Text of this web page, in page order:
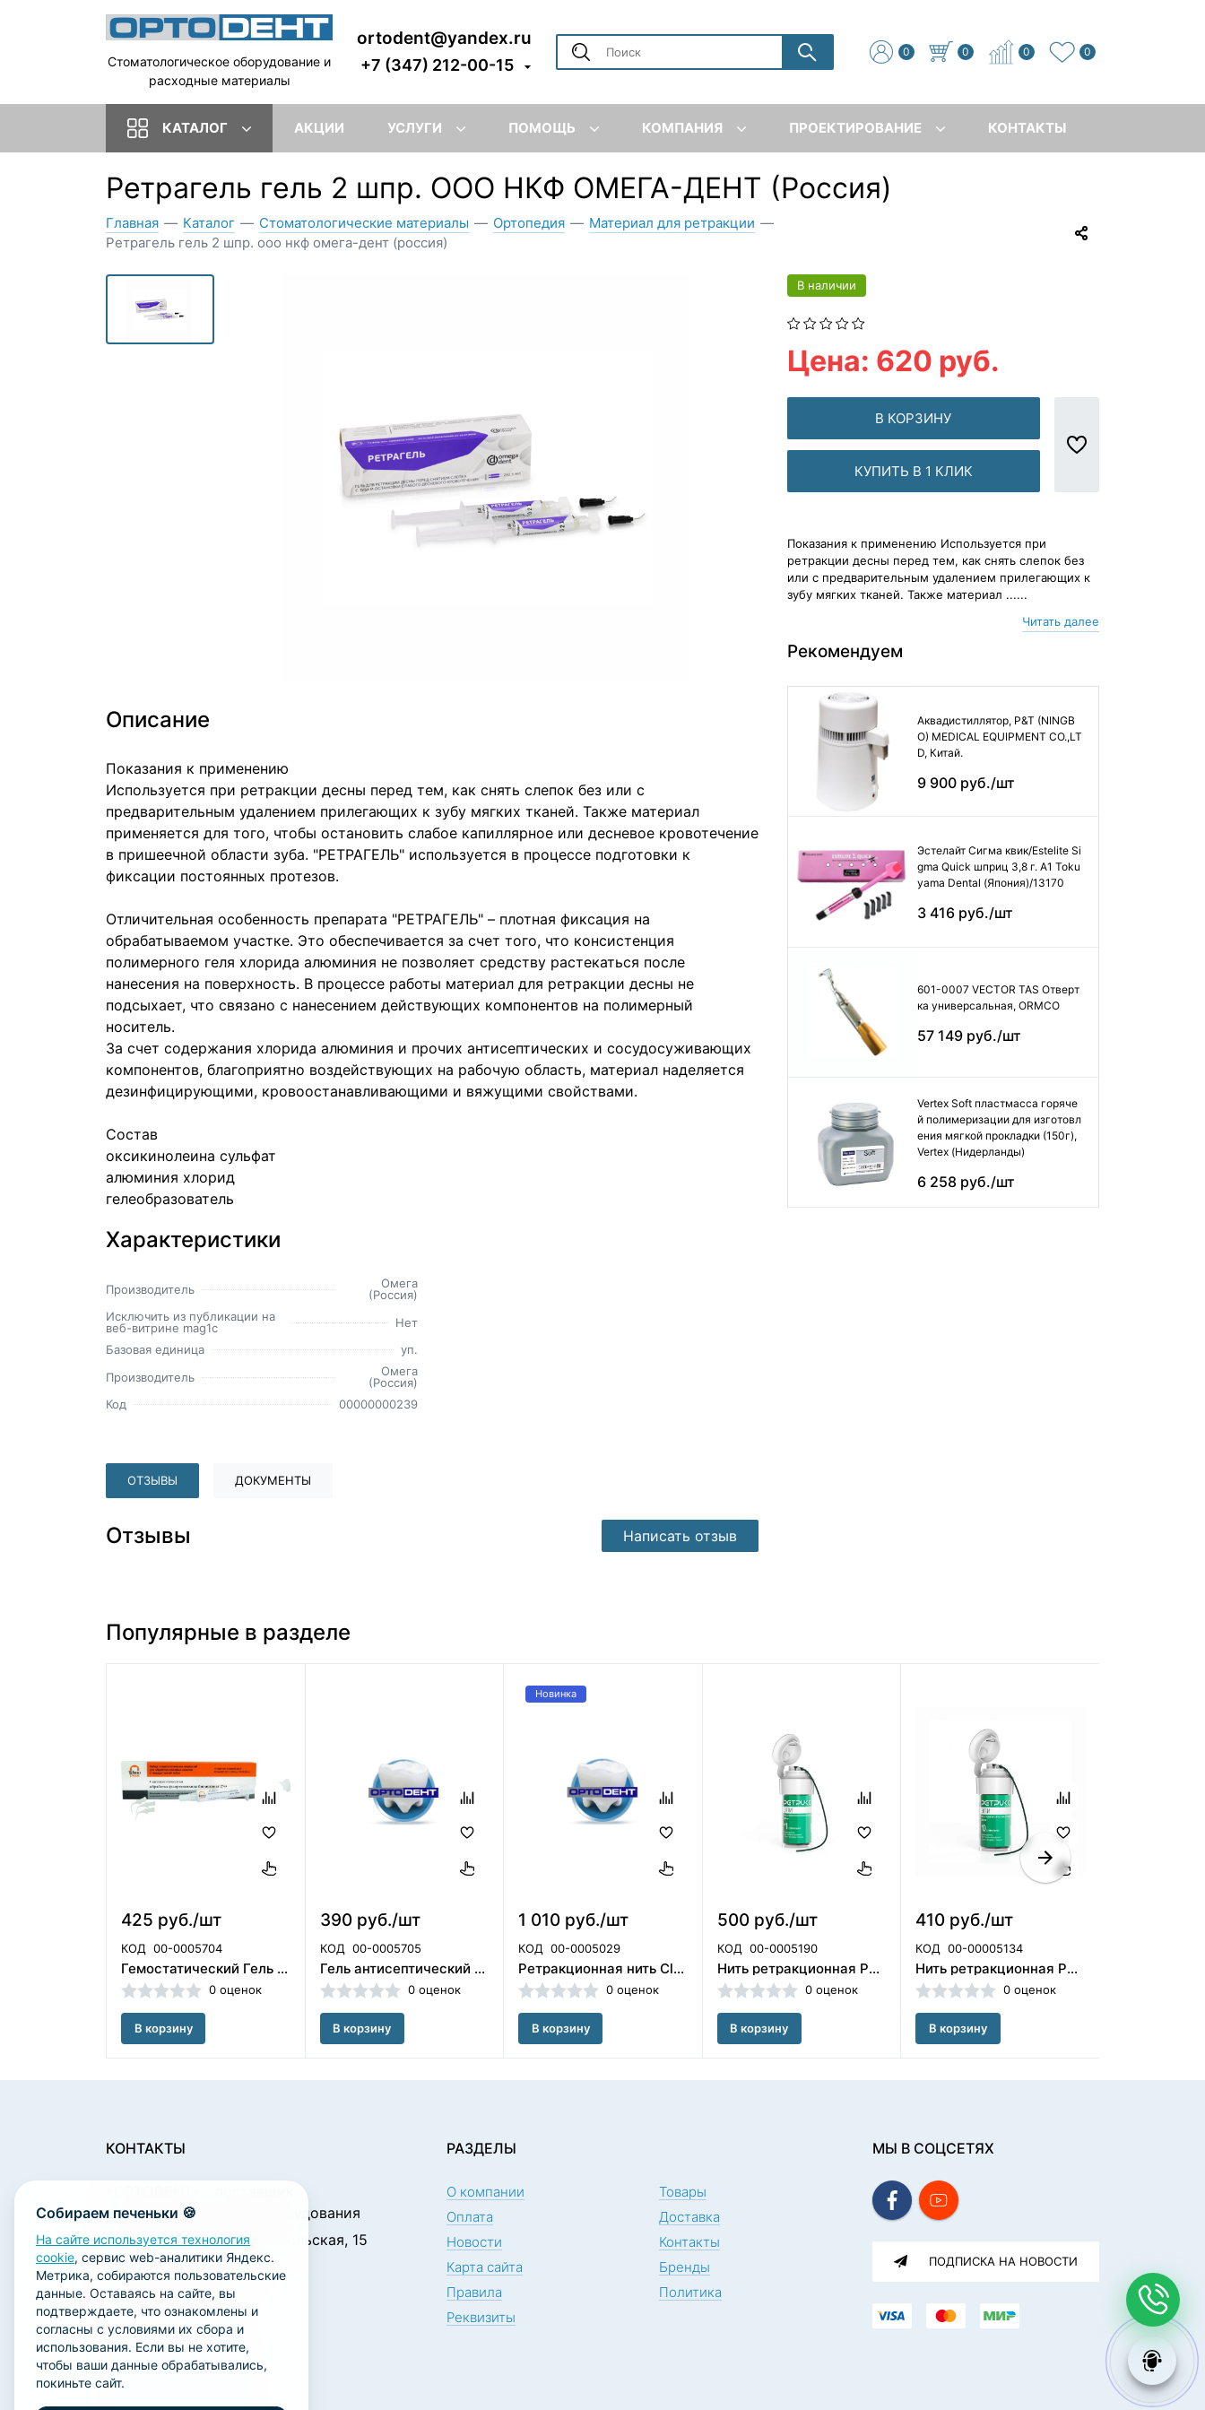
Стоматологическое оборудование и
расходные материалы
ortodent@yandex.ru
+7 (347) 212-00-15
0 0 0 0
КАТАЛОГ АКЦИИ УСЛУГИ ПОМОЩЬ КОМПАНИЯ ПРОЕКТИРОВАНИЕ КОНТАКТЫ
Ретрагель гель 2 шпр. ООО НКФ ОМЕГА-ДЕНТ (Россия)
Главная — Каталог — Стоматологические материалы — Ортопедия — Материал для ретракции —
Ретрагель гель 2 шпр. ооо нкф омега-дент (россия)
Описание
Показания к применению
Используется при ретракции десны перед тем, как снять слепок без или с
предварительным удалением прилегающих к зубу мягких тканей. Также материал
применяется для того, чтобы остановить слабое капиллярное или десневое кровотечение
в пришеечной области зуба. "РЕТРАГЕЛЬ" используется в процессе подготовки к
фиксации постоянных протезов.
Отличительная особенность препарата "РЕТРАГЕЛЬ" – плотная фиксация на
обрабатываемом участке. Это обеспечивается за счет того, что консистенция
полимерного геля хлорида алюминия не позволяет средству растекаться после
нанесения на поверхность. В процессе работы материал для ретракции десны не
подсыхает, что связано с нанесением действующих компонентов на полимерный
носитель.
За счет содержания хлорида алюминия и прочих антисептических и сосудосуживающих
компонентов, благоприятно воздействующих на рабочую область, материал наделяется
дезинфицирующими, кровоостанавливающими и вяжущими свойствами.
Состав
оксикинолеина сульфат
алюминия хлорид
гелеобразователь
Характеристики
Производитель
Омега
(Россия)
Исключить из публикации на
веб-витрине mag1c
Нет
Базовая единица
уп.
Производитель
Омега
(Россия)
Код
00000000239
ОТЗЫВЫ ДОКУМЕНТЫ
Отзывы Написать отзыв
В наличии
Цена: 620 руб.
В КОРЗИНУ
КУПИТЬ В 1 КЛИК
Показания к применению Используется при
ретракции десны перед тем, как снять слепок без
или с предварительным удалением прилегающих к
зубу мягких тканей. Также материал ......
Читать далее
Рекомендуем
Аквадистиллятор, P&T (NINGB
O) MEDICAL EQUIPMENT CO.,LT
D, Китай.
9 900 руб./шт
Эстелайт Сигма квик/Estelite Si
gma Quick шприц 3,8 г. А1 Toku
yama Dental (Япония)/13170
3 416 руб./шт
601-0007 VECTOR TAS Отверт
ка универсальная, ORMCO
57 149 руб./шт
Vertex Soft пластмасса горяче
й полимеризации для изготовл
ения мягкой прокладки (150г),
Vertex (Нидерланды)
6 258 руб./шт
Популярные в разделе
425 руб./шт
КОД 00-0005704
Гемостатический Гель (1 шпр*5 мл) для ретракции десны Технодент 001-41-005
0 оценок
В корзину
390 руб./шт
КОД 00-0005705
Гель антисептический - хлоргексидина биглюконат 2% - 5 мл. / ТехноДент 024-04-005
0 оценок
В корзину
Новинка
1 010 руб./шт
КОД 00-0005029
Ретракционная нить CleanSafe № 00 c пропиткой (Южная Корея)
0 оценок
В корзину
500 руб./шт
КОД 00-0005190
Нить ретракционная РЕТРИКС Эпи № 2 с эпинефрином, Северная фабрика (Россия)/5368
0 оценок
В корзину
410 руб./шт
КОД 00-00005134
Нить ретракционная РЕТРИКС Эпи № 0 с эпинефрином, Северная фабрика (Россия)
0 оценок
В корзину
Собираем печеньки 🍪
На сайте используется технология
cookie, сервис web-аналитики Яндекс.
Метрика, собираются пользовательские
данные. Оставаясь на сайте, вы
подтверждаете, что ознакомлены и
согласны с условиями их сбора и
использования. Если вы не хотите,
чтобы ваши данные обрабатывались,
покиньте сайт.
КОНТАКТЫ
стоматологического оборудования
450001, г. Уфа ул. Комсомольская, 15
Пн. - Чт.: 09:00 - 18:00
Пт.: 09:00 - 17:00
Сб., Вс.: выходной
ortodent@yandex.ru
+7 (347) 212-00-15
+7 (347) 212-01-15
РАЗДЕЛЫ
О компании
Товары
Оплата
Доставка
Новости
Контакты
Карта сайта
Бренды
Правила
Политика
Реквизиты
МЫ В СОЦСЕТЯХ
ПОДПИСКА НА НОВОСТИ